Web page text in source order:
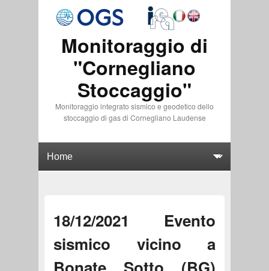
Monitoraggio di
"Cornegliano
Stoccaggio"
Monitoraggio integrato sismico e geodetico dello
stoccaggio di gas di Cornegliano Laudense
18/12/2021 Evento
sismico vicino a